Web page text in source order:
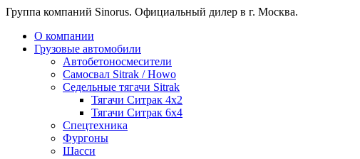
Группа компаний Sinorus. Официальный дилер в г. Москва.
О компании
Грузовые автомобили
Автобетоносмесители
Самосвал Sitrak / Howo
Седельные тягачи Sitrak
Тягачи Ситрак 4х2
Тягачи Ситрак 6х4
Спецтехника
Фургоны
Шасси